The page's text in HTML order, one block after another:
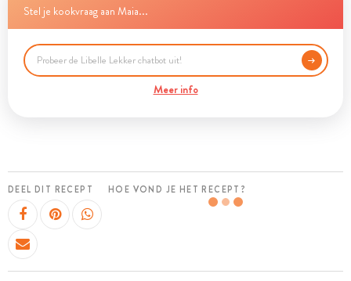
Stel je kookvraag aan Maia...
Meer info
DEEL DIT RECEPT HOE VOND JE HET RECEPT?